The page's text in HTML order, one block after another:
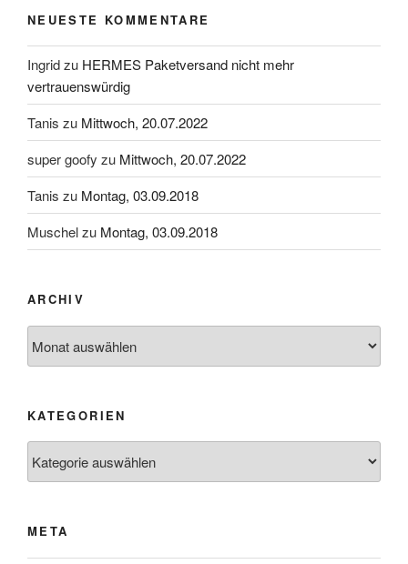
NEUESTE KOMMENTARE
Ingridzu HERMES Paketversand nicht mehr
vertrauenswürdig
Tanis zu Mittwoch, 20.07.2022
super goofy zu Mittwoch, 20.07.2022
Tanis zu Montag, 03.09.2018
Muschelzu Montag, 03.09.2018
ARCHIV
KATEGORIEN
META